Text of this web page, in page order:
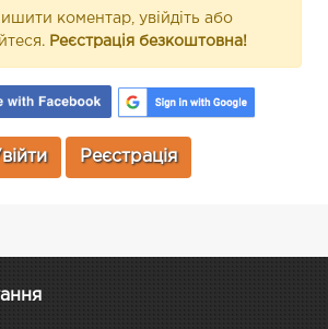
коментар, увійдіть або
Реєстрація безкоштовна!
Реєстрація